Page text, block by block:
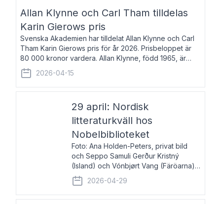
Allan Klynne och Carl Tham tilldelas
Karin Gierows pris
Svenska Akademien har tilldelat Allan Klynne och Carl
Tham Karin Gierows pris för år 2026. Prisbeloppet är
80 000 kronor vardera. Allan Klynne, född 1965, är
arkeolog, författare, översättare och fil.dr i antikens
kultur och samhällsliv. Ut
2026-04-15
29 april: Nordisk
litteraturkväll hos
Nobelbiblioteket
Foto: Ana Holden-Peters, privat bild
och Seppo Samuli Gerður Kristný
(Island) och Vónbjørt Vang (Färöarna)
läser ur sina verk och samtalar med
John Swedenmark. De läser upp på
färöiska, isländska och svenska och
2026-04-29